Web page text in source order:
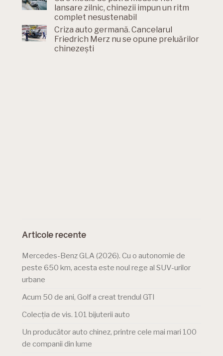
lansare zilnic, chinezii impun un ritm
complet nesustenabil
Criza auto germană. Cancelarul
Friedrich Merz nu se opune preluărilor
chinezești
Articole recente
Mercedes-Benz GLA (2026). Cu o autonomie de
peste 650 km, acesta este noul rege al SUV-urilor
urbane
Acum 50 de ani, Golf a creat trendul GTI
Colecția de vis. 101 bijuterii auto
Un producător auto chinez, printre cele mai mari 100
de companii din lume